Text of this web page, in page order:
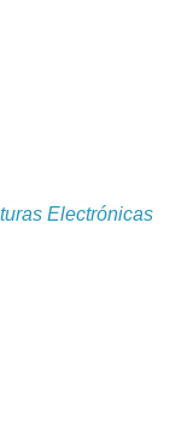
Electrónicas